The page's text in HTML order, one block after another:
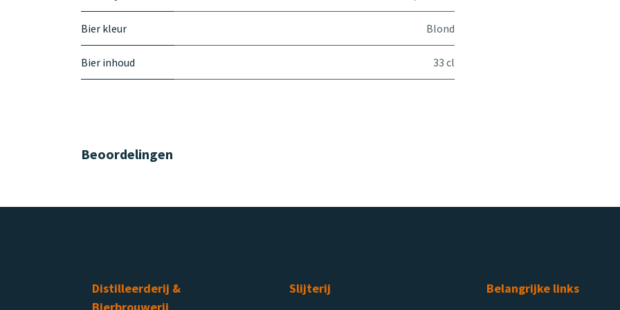
Bier kleur Blond
Bier inhoud 33 cl
Beoordelingen
Distilleerderij &
Slijterij Belangrijke links